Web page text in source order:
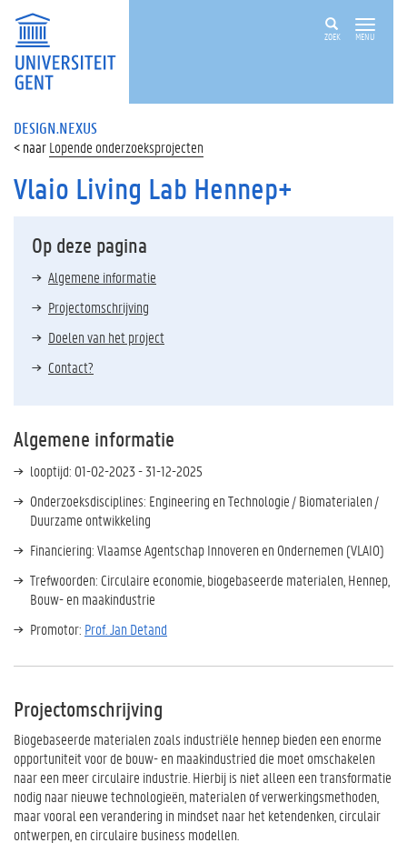
ZOEK MENU
DESIGN.NEXUS
Lopende onderzoeksprojecten
Vlaio Living Lab Hennep+
Op deze pagina
Algemene informatie
Projectomschrijving
Doelen van het project
Contact?
Algemene informatie
looptijd: 01-02-2023 - 31-12-2025
Onderzoeksdisciplines: Engineering en Technologie / Biomaterialen /
Duurzame ontwikkeling
Financiering: Vlaamse Agentschap Innoveren en Ondernemen (VLAIO)
Trefwoorden: Circulaire economie, biogebaseerde materialen, Hennep,
Bouw- en maakindustrie
Promotor: Prof. Jan Detand
Projectomschrijving
Biogebaseerde materialen zoals industriële hennep bieden een enorme
opportuniteit voor de bouw- en maakindustried die moet omschakelen
naar een meer circulaire industrie. Hierbij is niet alleen een transformatie
nodig naar nieuwe technologieën, materialen of verwerkingsmethoden,
maar vooral een verandering in mindset naar het ketendenken, circulair
ontwerpen, en circulaire business modellen.